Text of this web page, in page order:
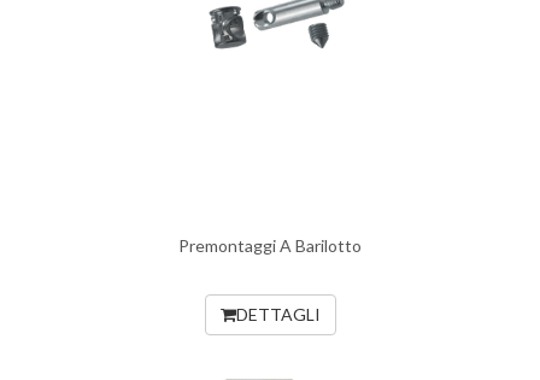
Premontaggi A Barilotto
DETTAGLI